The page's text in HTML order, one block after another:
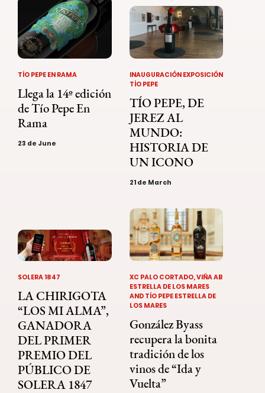
Llega la 14º edición
de Tío Pepe En
Rama
TÍO PEPE EN RAMA
23 de June
TÍO PEPE, DE
JEREZ AL
MUNDO:
HISTORIA DE
UN ICONO
INAUGURACIÓN EXPOSICIÓN
TÍO PEPE
21 de March
LA CHIRIGOTA
“LOS MI ALMA”,
GANADORA
DEL PRIMER
PREMIO DEL
PÚBLICO DE
SOLERA 1847
SOLERA 1847
González Byass
recupera la bonita
tradición de los
vinos de “Ida y
Vuelta”
XC PALO CORTADO, VIÑA AB
ESTRELLA DE LOS MARES
AND TÍO PEPE ESTRELLA DE
LOS MARES